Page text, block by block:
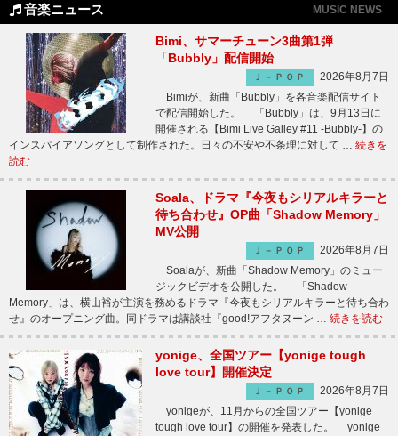
音楽ニュース MUSIC NEWS
Bimi、サマーチューン3曲第1弾
「Bubbly」配信開始
Ｊ－ＰＯＰ
2026年8月7日
Bimiが、新曲「Bubbly」を各音楽配信サイト
で配信開始した。 「Bubbly」は、9月13日に
開催される【Bimi Live Galley #11 -Bubbly-】の
インスパイアソングとして制作された。日々の不安や不条理に対して … 続きを
読む
Soala、ドラマ『今夜もシリアルキラーと
待ち合わせ』OP曲「Shadow Memory」
MV公開
Ｊ－ＰＯＰ
2026年8月7日
Soalaが、新曲「Shadow Memory」のミュー
ジックビデオを公開した。 「Shadow
Memory」は、横山裕が主演を務めるドラマ『今夜もシリアルキラーと待ち合わ
せ』のオープニング曲。同ドラマは講談社『good!アフタヌーン … 続きを読む
yonige、全国ツアー【yonige tough
love tour】開催決定
Ｊ－ＰＯＰ
2026年8月7日
yonigeが、11月からの全国ツアー【yonige
tough love tour】の開催を発表した。 yonige